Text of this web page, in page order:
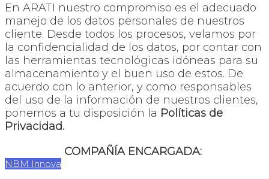
En ARATI nuestro compromiso es el adecuado
manejo de los datos personales de nuestros
cliente. Desde todos los procesos, velamos por
la confidencialidad de los datos, por contar con
las herramientas tecnológicas idóneas para su
almacenamiento y el buen uso de estos. De
acuerdo con lo anterior, y como responsables
del uso de la información de nuestros clientes,
ponemos a tu disposición la Políticas de
Privacidad.
COMPAÑÍA ENCARGADA:
NBM Innova